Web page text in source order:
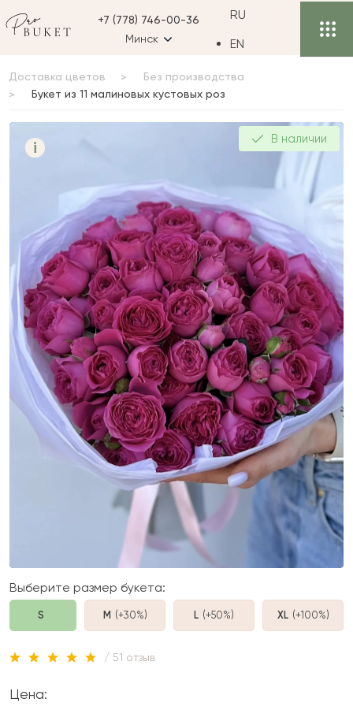
+7 (778) 746-00-36
Минск
RU
EN
Доставка цветов
Без производства
Букет из 11 малиновых кустовых роз
i
из 11 малиновых
роз
В наличии
Выберите размер букета:
S M (+30%) L (+50%) XL (+100%)
/ 51 отзыв
Цена: